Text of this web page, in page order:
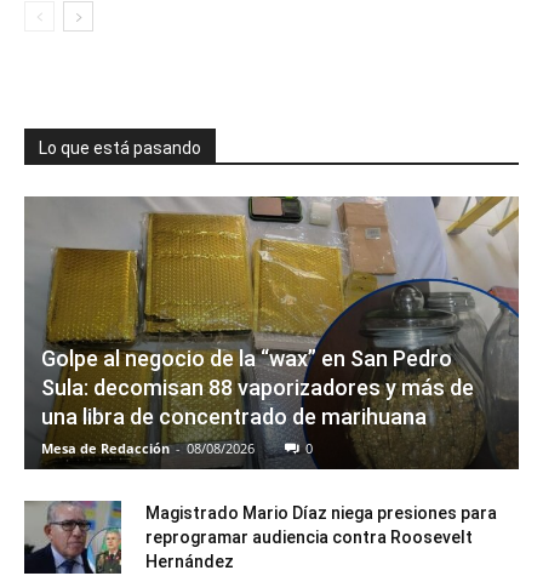
Lo que está pasando
Golpe al negocio de la “wax” en San Pedro
Sula: decomisan 88 vaporizadores y más de
una libra de concentrado de marihuana
Mesa de Redacción - 08/08/2026 0
Magistrado Mario Díaz niega presiones para
reprogramar audiencia contra Roosevelt
Hernández